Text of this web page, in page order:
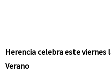
Herencia celebra este viernes
Verano